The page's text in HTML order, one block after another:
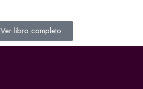
Ver libro completo